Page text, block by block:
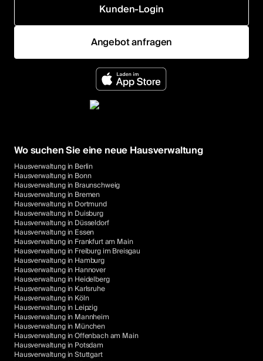
Kunden-Login
Angebot anfragen
Wo suchen Sie eine neue Hausverwaltung
Hausverwaltung in Berlin
Hausverwaltung in Bonn
Hausverwaltung in Braunschweig
Hausverwaltung in Bremen
Hausverwaltung in Dortmund
Hausverwaltung in Duisburg
Hausverwaltung in Düsseldorf
Hausverwaltung in Essen
Hausverwaltung in Frankfurt am Main
Hausverwaltung in Freiburg im Breisgau
Hausverwaltung in Hamburg
Hausverwaltung in Hannover
Hausverwaltung in Heidelberg
Hausverwaltung in Karlsruhe
Hausverwaltung in Köln
Hausverwaltung in Leipzig
Hausverwaltung in Mannheim
Hausverwaltung in München
Hausverwaltung in Offenbach am Main
Hausverwaltung in Potsdam
Hausverwaltung in Stuttgart